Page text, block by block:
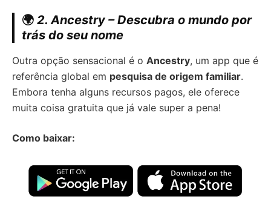
🌍 2. Ancestry – Descubra o mundo por
trás do seu nome
Outra opção sensacional é o Ancestry, um app que é
referência global em pesquisa de origem familiar.
Embora tenha alguns recursos pagos, ele oferece
muita coisa gratuita que já vale super a pena!
Como baixar: